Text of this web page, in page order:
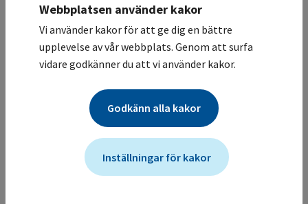
Håravfall/alopeci vanligt, reversibel.
Gastrointestinal
påverkan
Biverkningskontroll Antiemetika
diarré förekommer.
Vid serum-albumin <30 överväg 75-80 % dos Etoposid.
Lågt serum-albumin ger ökad obundet/fritt Etoposid
AUC, vilket resulterar i ökad hematologisk toxicitet
Webbplatsen använder kakor
Vi använder kakor för att ge dig en bättre
upplevelse av vår webbplats. Genom att surfa
vidare godkänner du att vi använder kakor.
Godkänn alla kakor
Inställningar för kakor